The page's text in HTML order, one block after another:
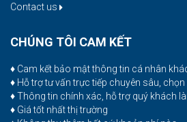
Contact us
CHÚNG TÔI CAM KẾT
♦ Cam kết bảo mật thông tin cá nhân
♦ Hỗ trợ tư vấn trực tiếp chuyên sâu,
♦ Thông tin chính xác, hỗ trợ quý khách
♦ Giá tốt nhất thị trường